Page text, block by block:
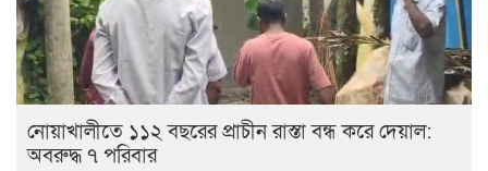
নোয়াখালীতে ১১২ বছরের প্রাচীন রাস্তা বন্ধ করে দেয়াল:
অবরুদ্ধ ৭ পরিবার